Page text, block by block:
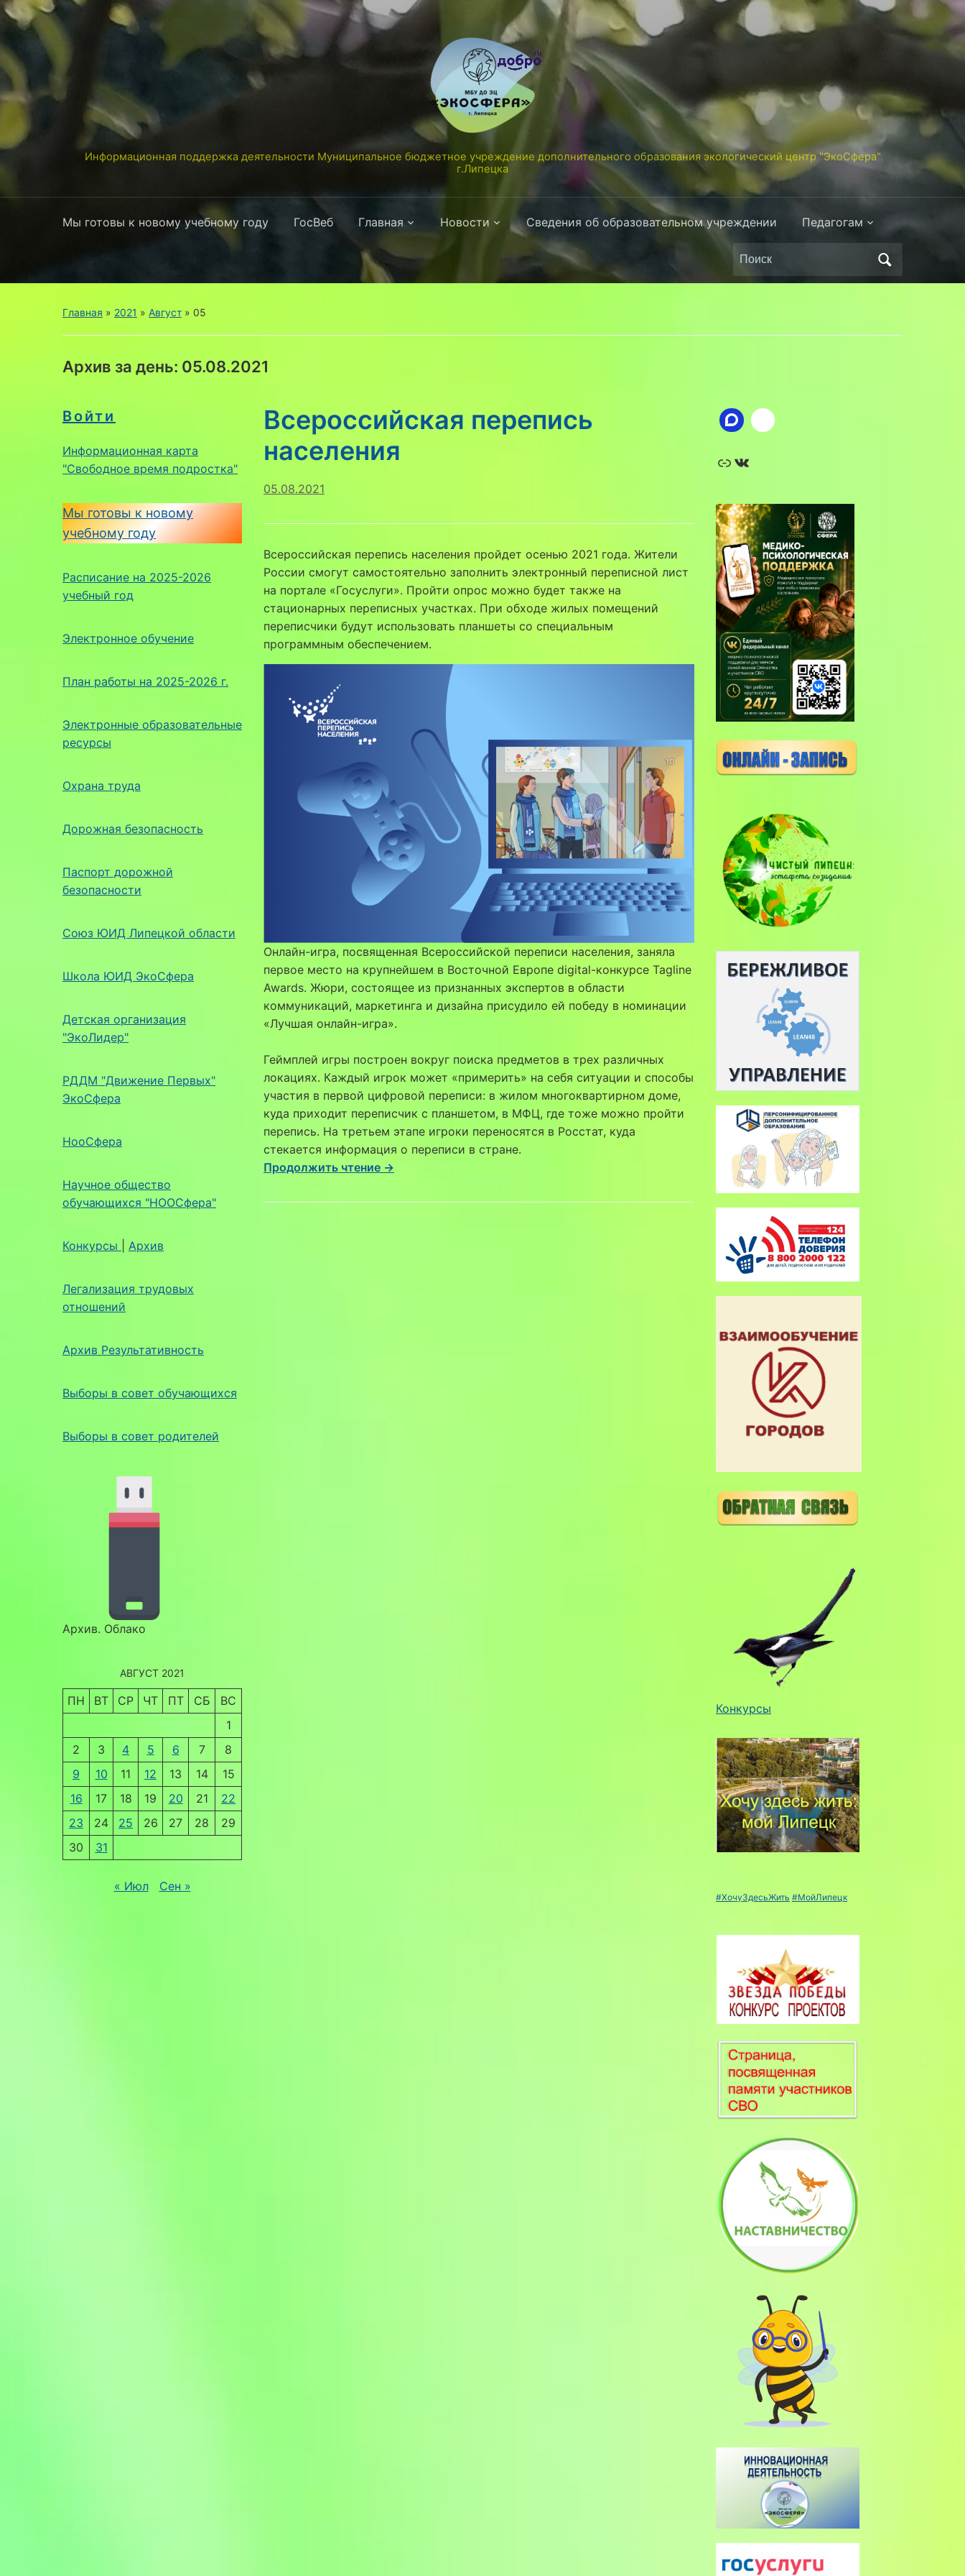
Информационная поддержка деятельности Муниципальное бюджетное учреждение дополнительного образования экологический центр "ЭкоСфера"
г.Липецка
Мы готовы к новому учебному году ГосВеб Главная Новости Сведения об образовательном учреждении Педагогам
Поиск
по:
Главная » 2021 » Август » 05
Архив за день: 05.08.2021
Войти
Информационная карта
"Свободное время подростка"
Мы готовы к новому
учебному году
Расписание на 2025-2026
учебный год
Электронное обучение
План работы на 2025-2026 г.
Электронные образовательные
ресурсы
Охрана труда
Дорожная безопасность
Паспорт дорожной
безопасности
Союз ЮИД Липецкой области
Школа ЮИД ЭкоСфера
Детская организация
"ЭкоЛидер"
РДДМ "Движение Первых"
ЭкоСфера
НооСфера
Научное общество
обучающихся "НООСфера"
Конкурсы Архив
Легализация трудовых
отношений
Архив Результативность
Выборы в совет обучающихся
Выборы в совет родителей
Архив. Облако
АВГУСТ 2021
ПН ВТ СР ЧТ ПТ СБ
ВС
1
2
3 4 5 6 7
8
9
10 11 12 13 14
15
16
17 18 19 20 21
22
23
24 25 26 27 28
29
30
31
« Июл Сен »
Всероссийская перепись
населения
05.08.2021
Всероссийская перепись населения пройдет осенью 2021 года. Жители
России смогут самостоятельно заполнить электронный переписной лист
на портале «Госуслуги». Пройти опрос можно будет также на
стационарных переписных участках. При обходе жилых помещений
переписчики будут использовать планшеты со специальным
программным обеспечением.
Онлайн-игра, посвященная Всероссийской переписи населения, заняла
первое место на крупнейшем в Восточной Европе digital-конкурсе Tagline
Awards. Жюри, состоящее из признанных экспертов в области
коммуникаций, маркетинга и дизайна присудило ей победу в номинации
«Лучшая онлайн-игра».
Геймплей игры построен вокруг поиска предметов в трех различных
локациях. Каждый игрок может «примерить» на себя ситуации и способы
участия в первой цифровой переписи: в жилом многоквартирном доме,
куда приходит переписчик с планшетом, в МФЦ, где тоже можно пройти
перепись. На третьем этапе игроки переносятся в Росстат, куда
стекается информация о переписи в стране.
Продолжить чтение →
Ссылка
Конкурсы
#ХочуЗдесьЖить #МойЛипецк